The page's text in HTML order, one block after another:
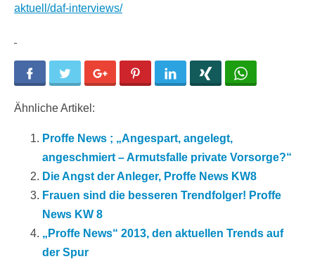
aktuell/daf-interviews/
Facebook Twitter Google+ Pinterest LinkedIn
Ähnliche Artikel:
Proffe News ; „Angespart, angelegt,
angeschmiert – Armutsfalle private Vorsorge?“
Die Angst der Anleger, Proffe News KW8
Frauen sind die besseren Trendfolger! Proffe
News KW 8
„Proffe News“ 2013, den aktuellen Trends auf
der Spur